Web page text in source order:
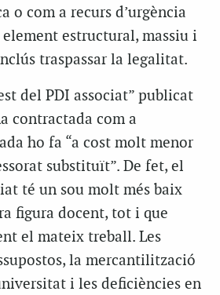
o com a recurs d’urgència
estructural, massiu i
traspassar la legalitat.
del PDI associat” publicat
contractada com a
ho fa “a cost molt menor
substituït”. De fet, el
té un sou molt més baix
figura docent, tot i que
el mateix treball. Les
la mercantilització
i les deficiències en